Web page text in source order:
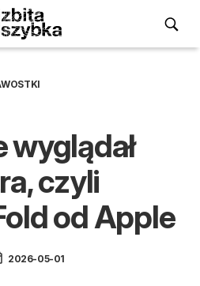
wyglądał
czyli
od Apple
2026-05-01